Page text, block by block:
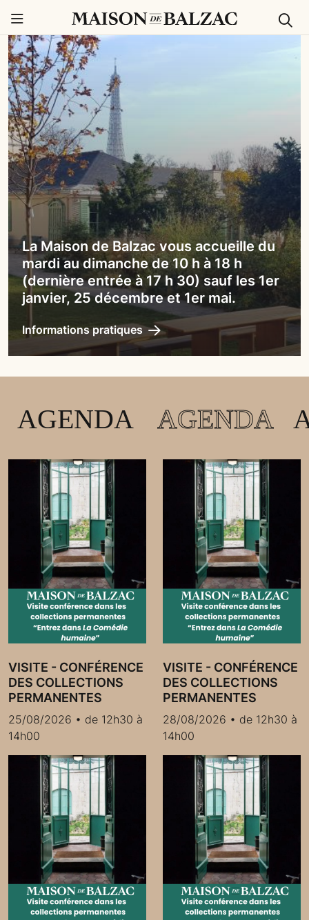
Menu
La Maison de Balzac vous accueille du
mardi au dimanche de 10 h à 18 h
(dernière entrée à 17 h 30) sauf les 1er
janvier, 25 décembre et 1er mai.
Informations pratiques
Agenda
VISITE - CONFÉRENCE
DES COLLECTIONS
PERMANENTES
25/08/2026 • de 12h30 à
14h00
VISITE - CONFÉRENCE
DES COLLECTIONS
PERMANENTES
28/08/2026 • de 12h30 à
14h00